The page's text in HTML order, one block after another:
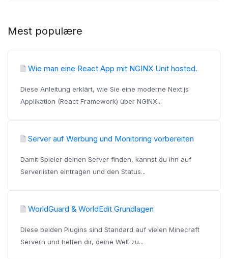
Mest populære
Wie man eine React App mit NGINX Unit hosted.
Diese Anleitung erklärt, wie Sie eine moderne Next.js
Applikation (React Framework) über NGINX...
Server auf Werbung und Monitoring vorbereiten
Damit Spieler deinen Server finden, kannst du ihn auf
Serverlisten eintragen und den Status...
WorldGuard & WorldEdit Grundlagen
Diese beiden Plugins sind Standard auf vielen Minecraft
Servern und helfen dir, deine Welt zu...